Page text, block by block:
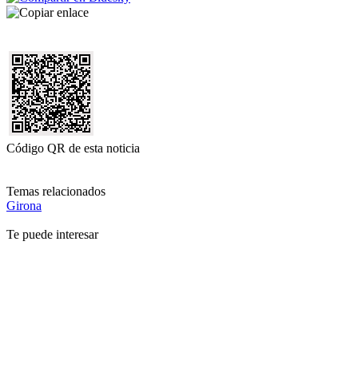
Código QR de esta noticia
Temas relacionados
Girona
Te puede interesar